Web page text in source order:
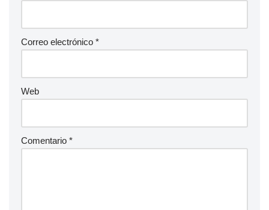
Correo electrónico *
Web
Comentario *